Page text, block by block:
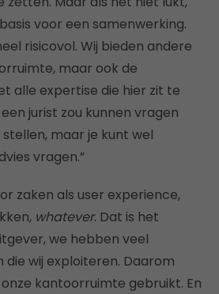
voor een samenwerking.
risicovol. Wij bieden andere
maar ook de
alle expertise die hier zit te
jurist zou kunnen vragen
maar je kunt wel
vragen.”
zaken als user experience,
whatever. Dat is het
we hebben veel
die wij exploiteren. Daarom
kantoorruimte gebruikt. En